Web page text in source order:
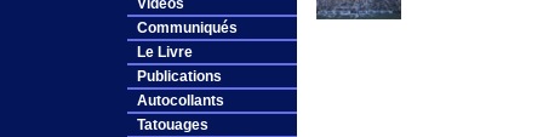
Videos
Communiqués
Le Livre
Publications
Autocollants
Tatouages